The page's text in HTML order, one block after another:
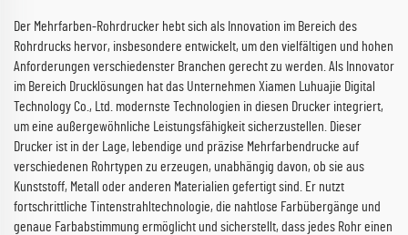
Der Mehrfarben-Rohrdrucker hebt sich als Innovation im Bereich des
Rohrdrucks hervor, insbesondere entwickelt, um den vielfältigen und hohen
Anforderungen verschiedenster Branchen gerecht zu werden. Als Innovator
im Bereich Drucklösungen hat das Unternehmen Xiamen Luhuajie Digital
Technology Co., Ltd. modernste Technologien in diesen Drucker integriert,
um eine außergewöhnliche Leistungsfähigkeit sicherzustellen. Dieser
Drucker ist in der Lage, lebendige und präzise Mehrfarbendrucke auf
verschiedenen Rohrtypen zu erzeugen, unabhängig davon, ob sie aus
Kunststoff, Metall oder anderen Materialien gefertigt sind. Er nutzt
fortschrittliche Tintenstrahltechnologie, die nahtlose Farbübergänge und
genaue Farbabstimmung ermöglicht und sicherstellt, dass jedes Rohr einen